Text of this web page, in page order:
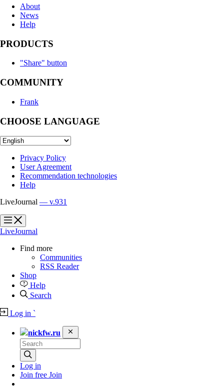
About
News
Help
PRODUCTS
"Share" button
COMMUNITY
Frank
CHOOSE LANGUAGE
Privacy Policy
User Agreement
Recommendation technologies
Help
LiveJournal — v.931
?
?
LiveJournal
Find more
Communities
RSS Reader
Shop
Help
Search
Log in `
nickfw.ru
Log in
Join free Join